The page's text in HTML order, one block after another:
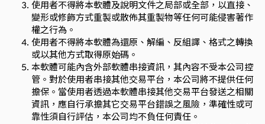
使用者不得將本軟體及說明文件之局部或全部，以直接、
變形或修飾方式重製或散佈其重製物等任何可能侵害著作
權之行為。
使用者不得將本軟體為還原、解編、反組譯、格式之轉換
或以其他方式取得原始碼。
本軟體可能內含外部軟體串接資訊，其內容不受本公司控
管。對於使用者串接其他交易平台，本公司將不提供任何
擔保。當使用者透過本軟體串接其他交易平台發送之相關
資訊，應自行承擔其它交易平台錯誤之風險，準確性或可
靠性須自行評估，本公司均不負任何責任。